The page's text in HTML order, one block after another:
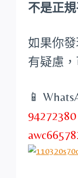
不是正
如果你
有疑慮
📱
94272380